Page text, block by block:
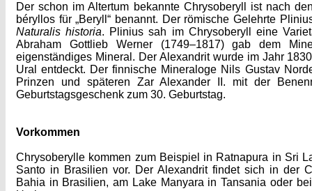
Der schon im Altertum bekannte Chrysoberyll ist nach
béryllos für „Beryll“ benannt. Der römische Gelehrte
Naturalis historia. Plinius sah im Chrysoberyll eine
Abraham Gottlieb Werner (1749–1817) gab dem
eigenständiges Mineral. Der Alexandrit wurde im Jahr
Ural entdeckt. Der finnische Mineraloge Nils Gustav
Prinzen und späteren Zar Alexander II. mit der
Geburtstagsgeschenk zum 30. Geburtstag.
Vorkommen
Chrysoberylle kommen zum Beispiel in Ratnapura in Sri
Santo in Brasilien vor. Der Alexandrit findet sich in der
Bahia in Brasilien, am Lake Manyara in Tansania oder